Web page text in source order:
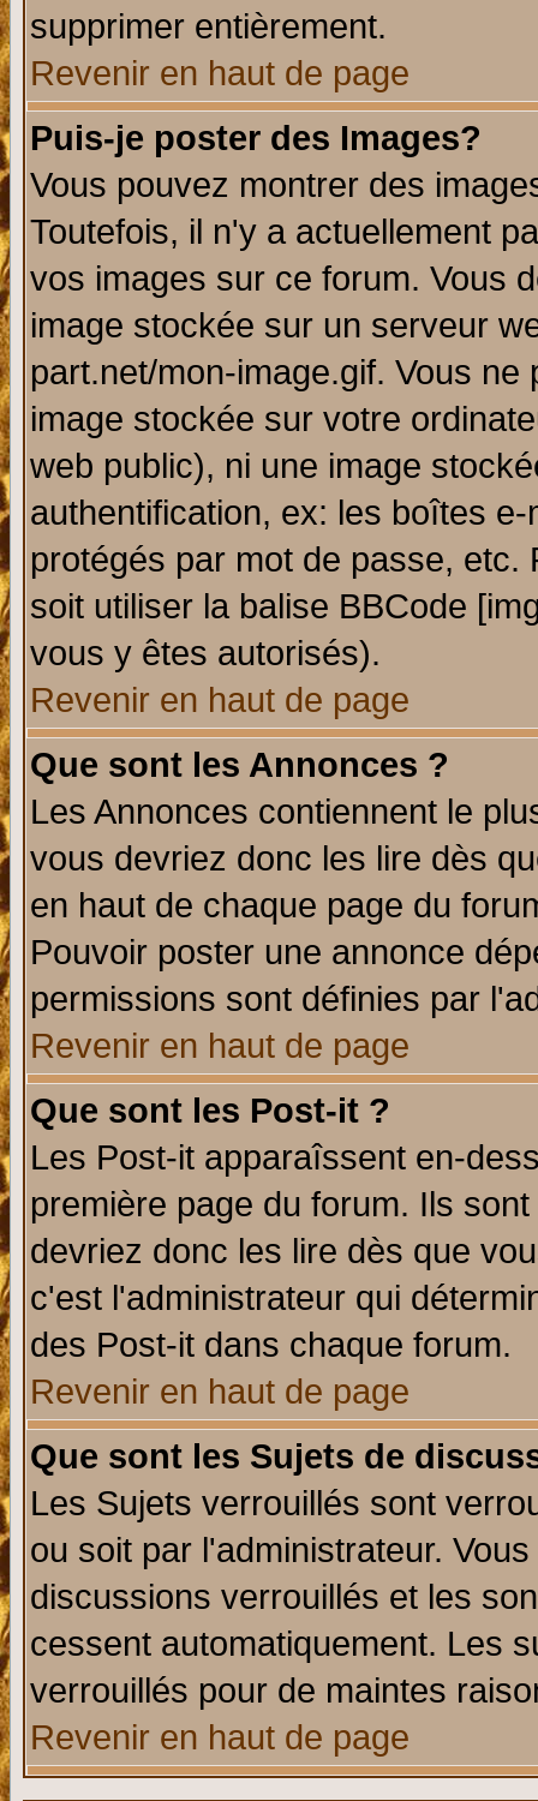
supprimer entièrement.
Revenir en haut de page
Puis-je poster des Images?
Vous pouvez montrer des
Toutefois, il n'y a actuellement
vos images sur ce forum. Vous
image stockée sur un serveur
part.net/mon-image.gif. Vous
image stockée sur votre
web public), ni une image
authentification, ex: les boîtes
protégés par mot de passe,
soit utiliser la balise BBCode
vous y êtes autorisés).
Revenir en haut de page
Que sont les Annonces ?
Les Annonces contiennent le
vous devriez donc les lire dès
en haut de chaque page du
Pouvoir poster une annonce
permissions sont définies par
Revenir en haut de page
Que sont les Post-it ?
Les Post-it apparaîssent en-
première page du forum. Ils
devriez donc les lire dès que
c'est l'administrateur qui
des Post-it dans chaque forum.
Revenir en haut de page
Que sont les Sujets de
Les Sujets verrouillés sont
ou soit par l'administrateur.
discussions verrouillés et les
cessent automatiquement. Les
verrouillés pour de maintes
Revenir en haut de page